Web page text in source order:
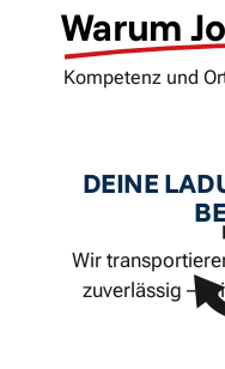
Warum
Kompetenz und
DEINE
Wir
zuverlässig –